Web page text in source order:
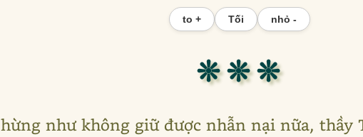
to + Tối nhỏ -
❊ ❊ ❊
hừng như không giữ được nhẫn nại nữa,